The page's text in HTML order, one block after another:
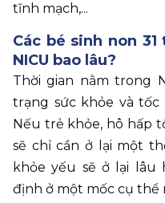
tĩnh mạch,...
Các bé sinh non
NICU bao lâu?
Thời gian nằm trong
trạng sức khỏe và
Nếu trẻ khỏe, hô hấp
sẽ chỉ cần ở lại một
khỏe yếu sẽ ở lại lâu
định ở một mốc cụ thể